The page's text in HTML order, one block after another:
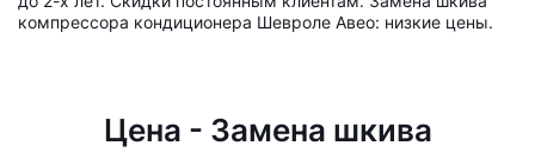
компрессора кондиционера Шевроле Авео: низкие цены.
Цена - Замена шкива